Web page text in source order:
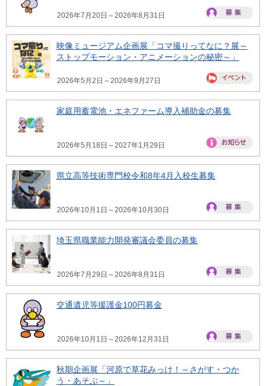
2026年7月20日～2026年8月31日
映像ミュージアム企画展「コマ撮りってなに？展～
ストップモーション・アニメーションの秘密～」
2026年5月2日～2026年9月27日
家庭用蓄電池・エネファーム導入補助金の募集
2026年5月18日～2027年1月29日
県立高等技術専門校令和8年4月入校生募集
2026年10月1日～2026年10月30日
埼玉県職業能力開発審議会委員の募集
2026年7月29日～2026年8月31日
交通遺児等援護金100円募金
2026年10月1日～2026年12月31日
秋期企画展「河原で草花みっけ！～さがす・つか
う・あそぶ～」